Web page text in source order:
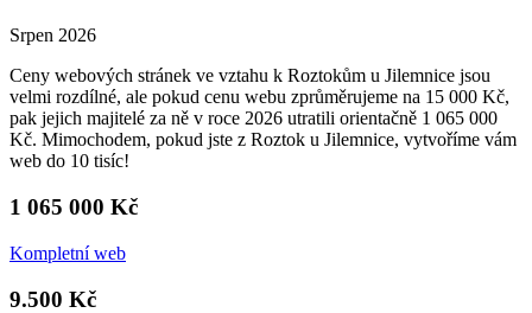
Srpen 2026
Ceny webových stránek ve vztahu k Roztokům u Jilemnice jsou
velmi rozdílné, ale pokud cenu webu zprůměrujeme na 15 000 Kč,
pak jejich majitelé za ně v roce 2026 utratili orientačně 1 065 000
Kč. Mimochodem, pokud jste z Roztok u Jilemnice, vytvoříme vám
web do 10 tisíc!
1 065 000 Kč
Kompletní web
9.500 Kč